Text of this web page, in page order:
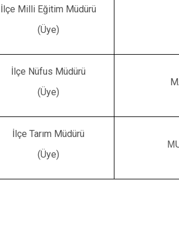
İlçe Milli Eğitim Müdürü
(Üye)
İlçe Nüfus Müdürü
(Üye)
İlçe Tarım Müdürü
(Üye)